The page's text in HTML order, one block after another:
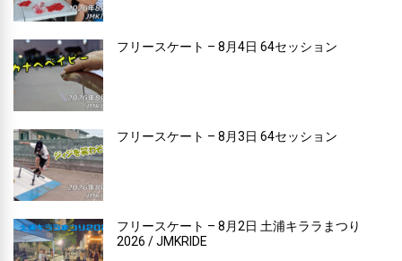
フリースケート – 8月4日 64セッション
フリースケート – 8月3日 64セッション
フリースケート – 8月2日 土浦キララまつり
2026 / JMKRIDE